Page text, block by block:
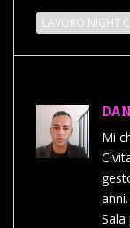
LAVORO NIGHT
Mi